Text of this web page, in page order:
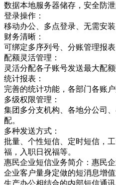
数据本地服务器储存，安全防
登录操作：
移动办公、多点登录、无需安装
财务清晰：
可绑定多序列号、分账管理报
配额灵活管理：
灵活分配各子账号发送最大配额
统计报表：
完善的统计功能，各部门各账
多级权限管理：
集团多分支机构、各地分公司
配。
多种发送方式：
批量、个性短信、定时短信，
福，入职日祝福等。
惠民企业短信业务简介：惠民
企业客户量身定做的短消息增
生产办公相结合的内部短信通讯